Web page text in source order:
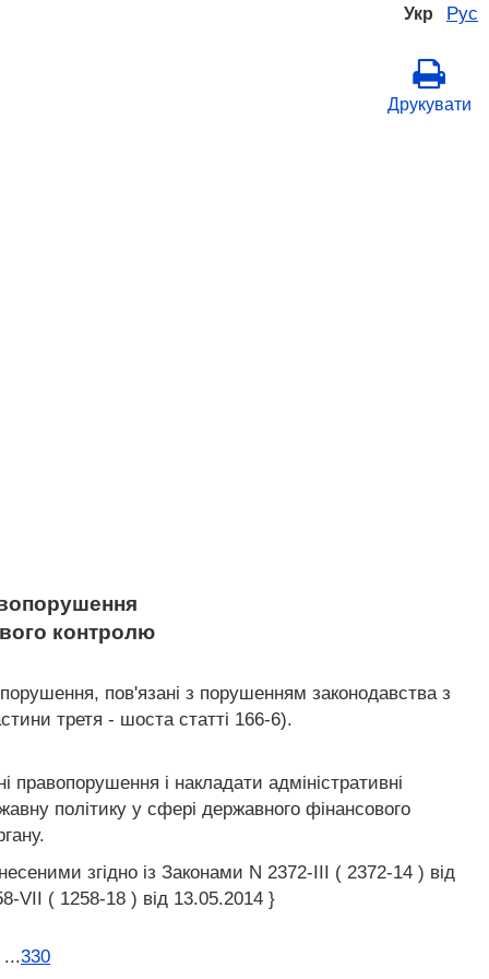
Укр Рус
Друкувати
контролю
пов'язані з порушенням законодавства з
третя - шоста статті 166-6).
правопорушення і накладати адміністративні
політику у сфері державного фінансового
згідно із Законами N 2372-III ( 2372-14 ) від
VII ( 1258-18 ) від 13.05.2014 }
...330